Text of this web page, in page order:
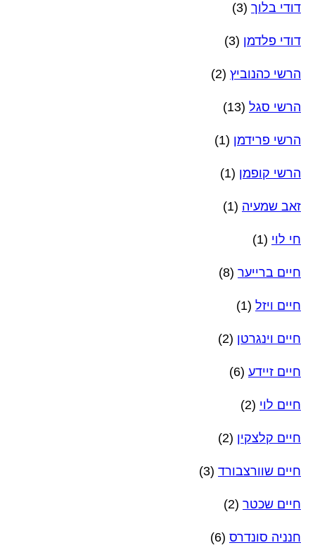
דודי בלוך (3)
דודי פלדמן (3)
הרשי כהנוביץ (2)
הרשי סגל (13)
הרשי פרידמן (1)
הרשי קופמן (1)
זאב שמעיה (1)
חי לוי (1)
חיים ברייער (8)
חיים ויזל (1)
חיים וינגרטן (2)
חיים זיידע (6)
חיים לוי (2)
חיים קלצקין (2)
חיים שוורצבורד (3)
חיים שכטר (2)
חנניה סונדרס (6)